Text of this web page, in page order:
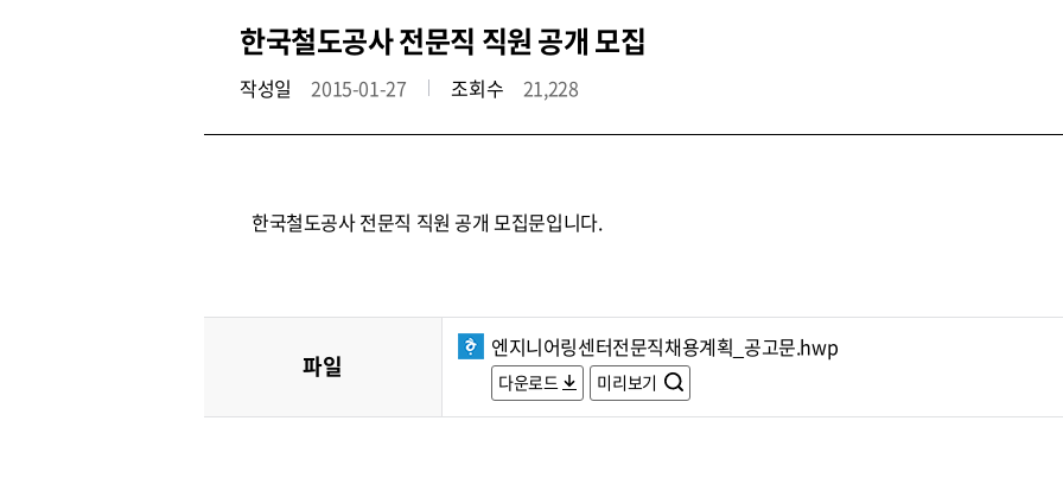
한국철도공사 전문직 직원 공개 모집
작성일 2015-01-27 조회수 21,228
한국철도공사 전문직 직원 공개 모집문입니다.
파일
엔지니어링센터전문직채용계획_공고문.hwp
다운로드 미리보기